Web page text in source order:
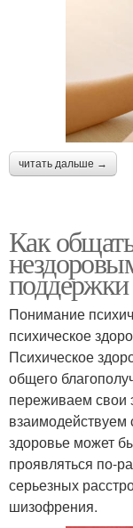
читать дальше →
Как
Понимание
психическое
Психическое
общего
переживаем
здоровье может
проявляться по-
серьезных
шизофрения.